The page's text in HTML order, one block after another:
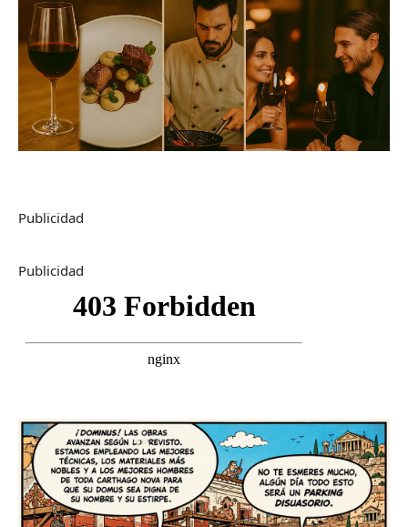
Publicidad
Publicidad